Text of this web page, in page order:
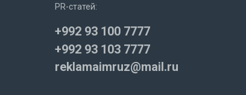
PR-статей:
+992 93 100 7777
+992 93 103 7777
reklamaimruz@mail.ru